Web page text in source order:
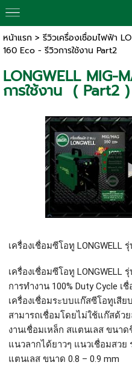
หน้าแรก > รีวิวเครื่องเชื่อมไฟฟ้า
160 Eco - รีวิวการใช้งาน Part2
LONGWELL MIG-
การใช้งาน ( Part2 )
เครื่องเชื่อมซีโอทู LONGWELL
เครื่องเชื่อมซีโอทู LONGWELL
การทำงาน 100% Duty Cycle
เครื่องเชื่อมระบบแก๊สซีโอทูเสี
สามารถเชื่อมโดยไม่ใช้แก๊สด้วย
งานเชื่อมเหล็ก สแตนเลส ขนา
แนวลากได้ยาวๆ แนวเชื่อมสวย
แตนเลส ขนาด 0.8 – 0.9 mm